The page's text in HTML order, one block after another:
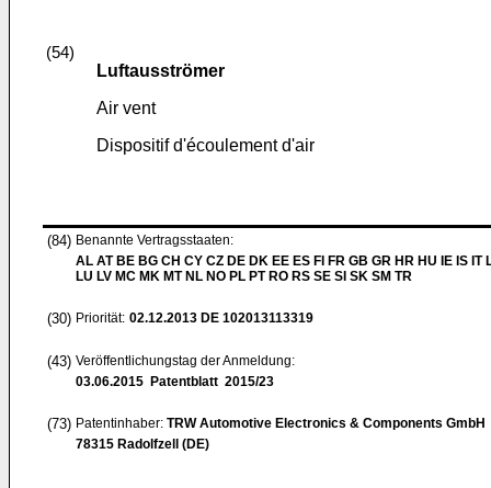
(54)
Luftausströmer
Air vent
Dispositif d'écoulement d'air
(84) Benannte Vertragsstaaten:
AL AT BE BG CH CY CZ DE DK EE ES FI FR GB GR HR HU IE IS IT
LU LV MC MK MT NL NO PL PT RO RS SE SI SK SM TR
(30) Priorität: 02.12.2013 DE 102013113319
(43) Veröffentlichungstag der Anmeldung:
03.06.2015 Patentblatt 2015/23
(73) Patentinhaber: TRW Automotive Electronics & Components GmbH
78315 Radolfzell (DE)